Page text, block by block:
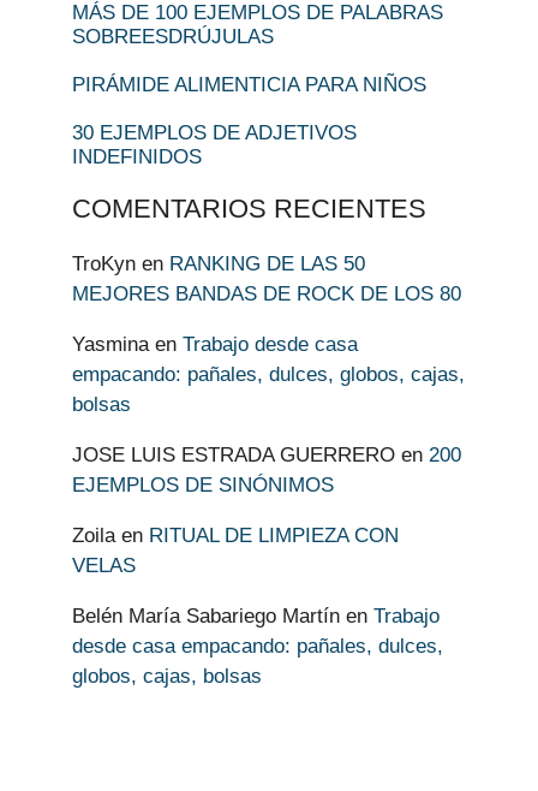
MÁS DE 100 EJEMPLOS DE PALABRAS
SOBREESDRÚJULAS
PIRÁMIDE ALIMENTICIA PARA NIÑOS
30 EJEMPLOS DE ADJETIVOS
INDEFINIDOS
COMENTARIOS RECIENTES
TroKyn en RANKING DE LAS 50
MEJORES BANDAS DE ROCK DE LOS 80
Yasminaen Trabajo desde casa
empacando: pañales, dulces, globos, cajas,
bolsas
JOSE LUIS ESTRADA GUERRERO en 200
EJEMPLOS DE SINÓNIMOS
Zoilaen RITUAL DE LIMPIEZA CON
VELAS
Belén María Sabariego Martín en Trabajo
desde casa empacando: pañales, dulces,
globos, cajas, bolsas